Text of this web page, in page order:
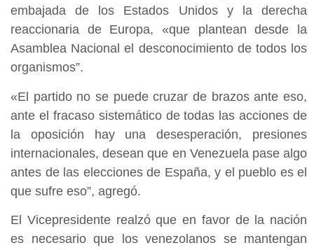
embajada de los Estados Unidos y la derecha
reaccionaria de Europa, «que plantean desde la
Asamblea Nacional el desconocimiento de todos los
organismos”.
«El partido no se puede cruzar de brazos ante eso,
ante el fracaso sistemático de todas las acciones de
la oposición hay una desesperación, presiones
internacionales, desean que en Venezuela pase algo
antes de las elecciones de España, y el pueblo es el
que sufre eso”, agregó.
El Vicepresidente realzó que en favor de la nación
es necesario que los venezolanos se mantengan